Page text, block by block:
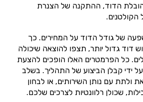
הובלת הדוד, ההתקנה של הצנרת
הקולטנים.
של גודל הדוד על המחירים. כך
דוד גדול יותר, תצפו להוצאה שיכולה
כל הפרמטרים האלו הופכים להצעת
ידי קבלן הביצוע של התהליך. בשלב
ולתת עם נותן השירותים, או לבחון
שכולן רלוונטיות לצרכים שלכם.